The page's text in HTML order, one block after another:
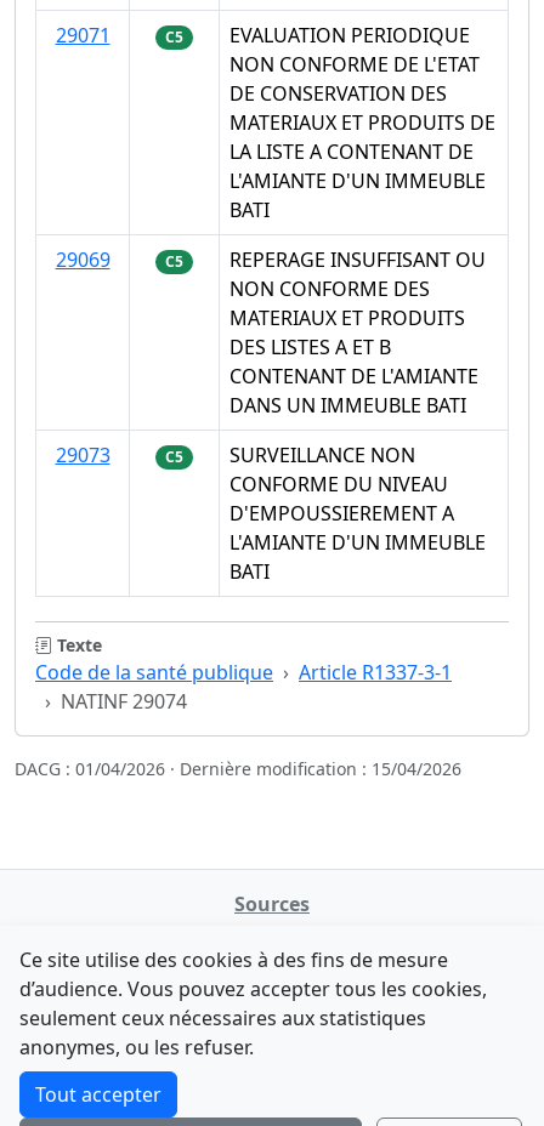
29071
C5
EVALUATION PERIODIQUE
NON CONFORME DE L'ETAT
DE CONSERVATION DES
MATERIAUX ET PRODUITS DE
LA LISTE A CONTENANT DE
L'AMIANTE D'UN IMMEUBLE
BATI
29069
C5
REPERAGE INSUFFISANT OU
NON CONFORME DES
MATERIAUX ET PRODUITS
DES LISTES A ET B
CONTENANT DE L'AMIANTE
DANS UN IMMEUBLE BATI
29073
C5
SURVEILLANCE NON
CONFORME DU NIVEAU
D'EMPOUSSIEREMENT A
L'AMIANTE D'UN IMMEUBLE
BATI
Texte
Code de la santé publique
Article R1337-3-1
NATINF 29074
DACG : 01/04/2026 · Dernière modification : 15/04/2026
Sources
data.gouv.fr
Legifrance - API
Contact
F-Droid·App Store
Tchap
Comment avez-vous découvert NATINFo ?
Une courte réponse suffit (500 caractères max).
Ce site utilise des cookies à des fins de mesure
d’audience. Vous pouvez accepter tous les cookies,
seulement ceux nécessaires aux statistiques
anonymes, ou les refuser.
Tout accepter